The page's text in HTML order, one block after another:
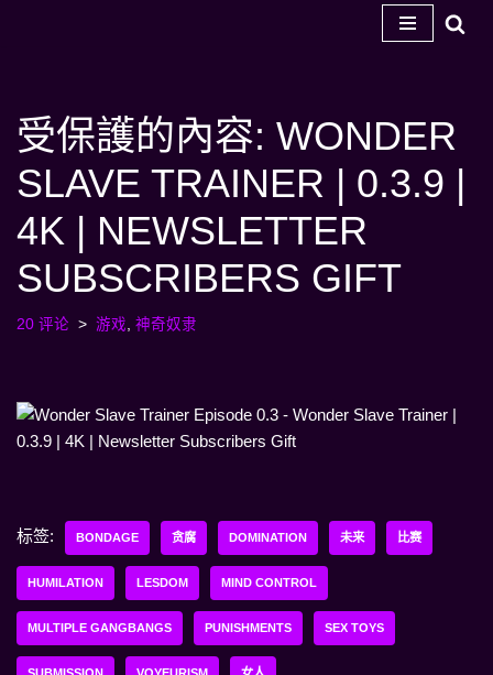
容
受保護的內容: WONDER
SLAVE TRAINER | 0.3.9 |
4K | NEWSLETTER
SUBSCRIBERS GIFT
20 评论 游戏, 神奇奴隶
标签: BONDAGE 贪腐 DOMINATION 未来 比赛
HUMILATION LESDOM MIND CONTROL
MULTIPLE GANGBANGS PUNISHMENTS SEX TOYS